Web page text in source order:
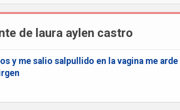
de laura aylen castro
y me salio salpullido en la vagina me